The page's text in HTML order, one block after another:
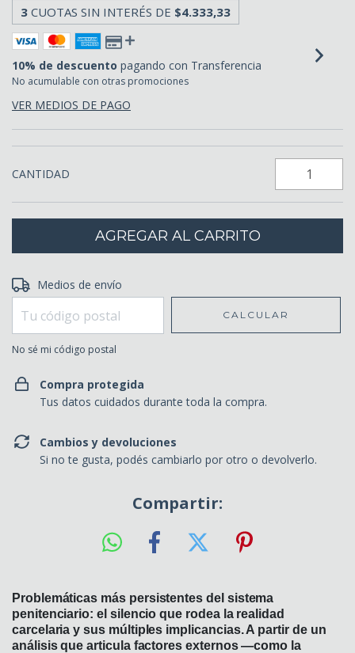
3 CUOTAS SIN INTERÉS DE $4.333,33
10% de descuento pagando con Transferencia
No acumulable con otras promociones
VER MEDIOS DE PAGO
CANTIDAD
Entregas para el CP:
Medios de envío
CALCULAR
No sé mi código postal
Compra protegida
Tus datos cuidados durante toda la compra.
Cambios y devoluciones
Si no te gusta, podés cambiarlo por otro o devolverlo.
Compartir:
Problemáticas más persistentes del sistema
penitenciario: el silencio que rodea la realidad
carcelaria y sus múltiples implicancias. A partir de un
análisis que articula factores externos —como la